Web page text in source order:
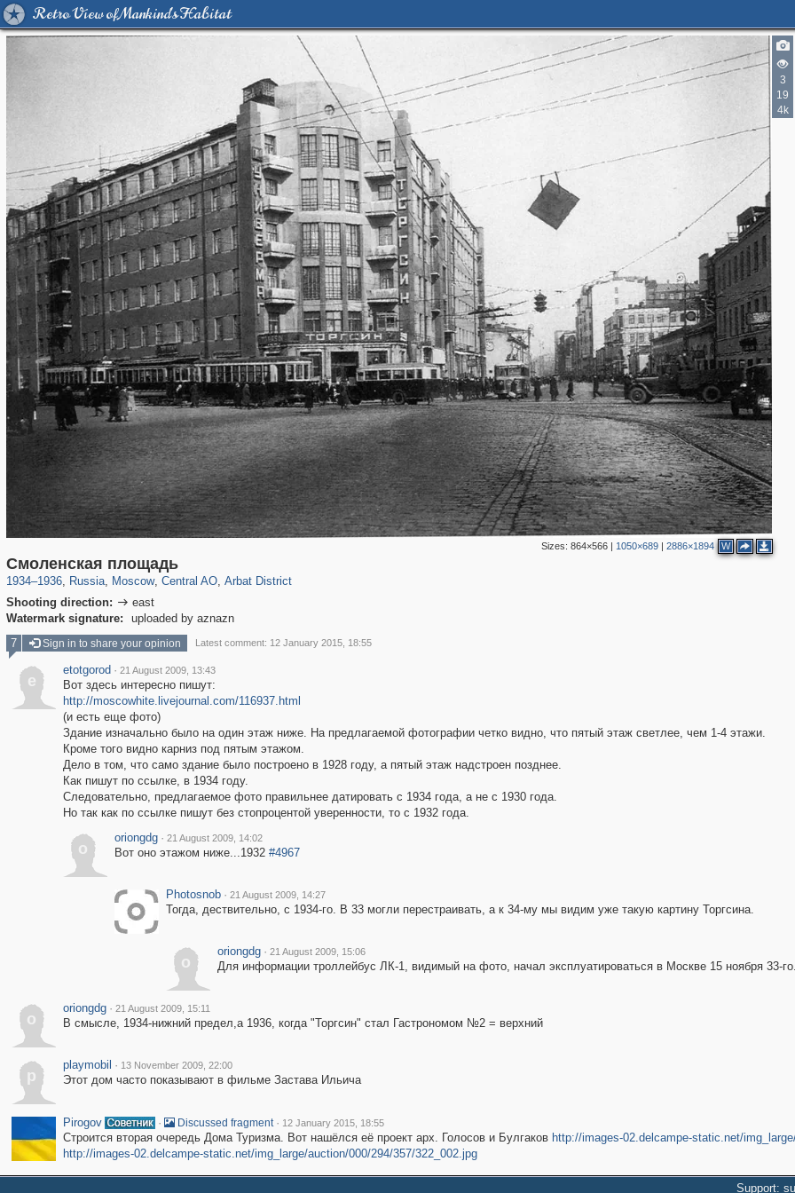
Retro View of Mankind's Habitat
3
19
4k
Sizes: 864×566| 1050×689| 2886×1894 W
Смоленская площадь
1934–1936, Russia
1,407,276 29,248
, Moscow
319,878 8,286
, Central AO
160,021
, Arbat District
Shooting direction:  east
Watermark signature:
uploaded by aznazn
5
7 Sign in to share your opinion Latest comment: 12 January 2015, 18:55
e
etotgorod · 21 August 2009, 13:43
Вот здесь интересно пишут:
http://moscowhite.livejournal.com/116937.html
(и есть еще фото)
Здание изначально было на один этаж ниже. На предлагаемой фотографии четко видно, что пятый этаж светлее, чем 1-4 этажи.
Кроме того видно карниз под пятым этажом.
Дело в том, что само здание было построено в 1928 году, а пятый этаж надстроен позднее.
Как пишут по ссылке, в 1934 году.
Следовательно, предлагаемое фото правильнее датировать с 1934 года, а не с 1930 года.
Но так как по ссылке пишут без стопроцентой уверенности, то с 1932 года.
o
oriongdg · 21 August 2009, 14:02
Вот оно этажом ниже...1932 #4967
Photosnob · 21 August 2009, 14:27
Тогда, дествительно, с 1934-го. В 33 могли перестраивать, а к 34-му мы видим уже такую картину Торгсина.
o
oriongdg · 21 August 2009, 15:06
Для информации троллейбус ЛК-1, видимый на фото, начал эксплуатироваться в Москве 15 ноября 33-
o
oriongdg · 21 August 2009, 15:11
В смысле, 1934-нижний предел,а 1936, когда "Торгсин" стал Гастрономом №2 = верхний
p
playmobil · 13 November 2009, 22:00
Этот дом часто показывают в фильме Застава Ильича
Pirogov · Discussed fragment · 12 January 2015, 18:55
Строится вторая очередь Дома Туризма. Вот нашёлся её проект арх. Голосов и Булгаков http://images-02.delcampe-static.net/
http://images-02.delcampe-static.net/img_large/auction/000/294/357/322_002.jpg
Support: